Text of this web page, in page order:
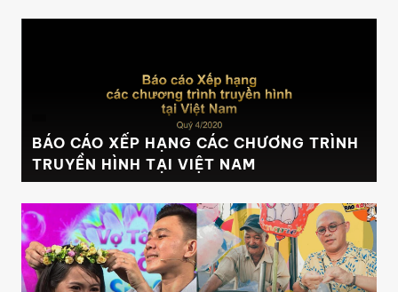
BÁO CÁO XẾP HẠNG CÁC CHƯƠNG TRÌNH
TRUYỀN HÌNH TẠI VIỆT NAM